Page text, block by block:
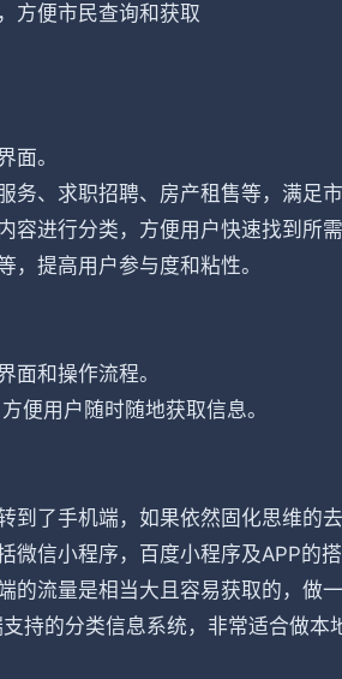
方便市民查询和获取
面。
、求职招聘、房产租售等，满足市
进行分类，方便用户快速找到所需
提高用户参与度和粘性。
面和操作流程。
便用户随时随地获取信息。
到了手机端，如果依然固化思维的
信小程序，百度小程序及APP的
流量是相当大且容易获取的，做一
持的分类信息系统，非常适合做本